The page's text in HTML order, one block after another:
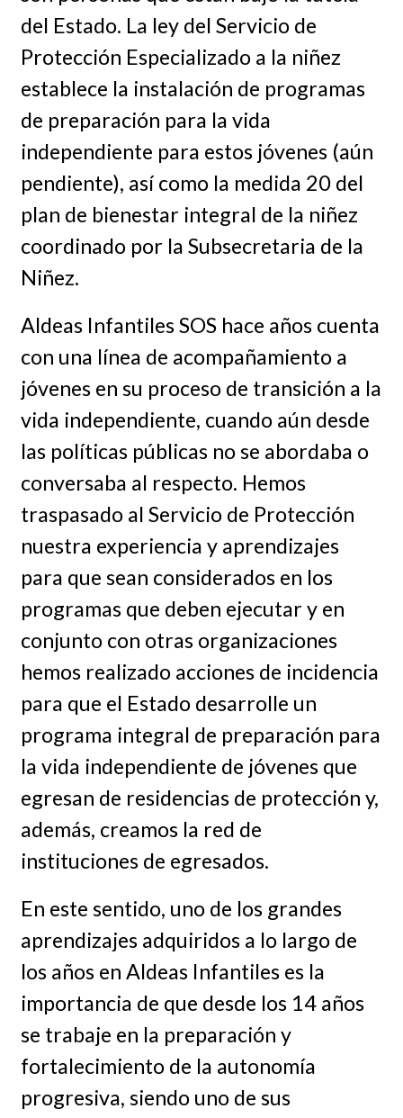
del Estado. La ley del Servicio de
Protección Especializado a la niñez
establece la instalación de programas
de preparación para la vida
independiente para estos jóvenes (aún
pendiente), así como la medida 20 del
plan de bienestar integral de la niñez
coordinado por la Subsecretaria de la
Niñez.
Aldeas Infantiles SOS hace años cuenta
con una línea de acompañamiento a
jóvenes en su proceso de transición a la
vida independiente, cuando aún desde
las políticas públicas no se abordaba o
conversaba al respecto. Hemos
traspasado al Servicio de Protección
nuestra experiencia y aprendizajes
para que sean considerados en los
programas que deben ejecutar y en
conjunto con otras organizaciones
hemos realizado acciones de incidencia
para que el Estado desarrolle un
programa integral de preparación para
la vida independiente de jóvenes que
egresan de residencias de protección y,
además, creamos la red de
instituciones de egresados.
En este sentido, uno de los grandes
aprendizajes adquiridos a lo largo de
los años en Aldeas Infantiles es la
importancia de que desde los 14 años
se trabaje en la preparación y
fortalecimiento de la autonomía
progresiva, siendo uno de sus